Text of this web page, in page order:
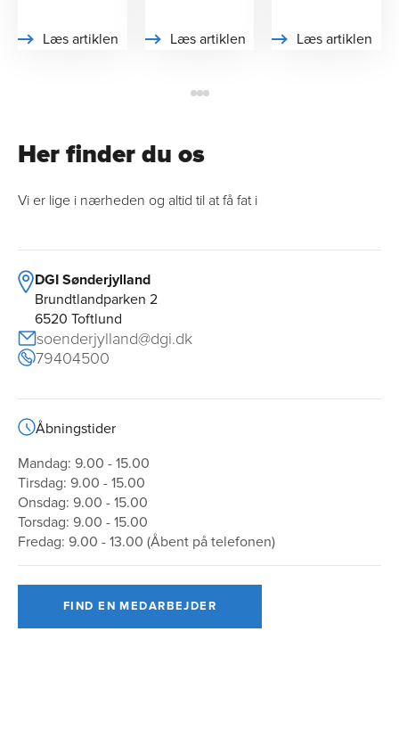
Læs artiklen Læs artiklen Læs artiklen
Her finder du os
Vi er lige i nærheden og altid til at få fat i
DGI Sønderjylland
Brundtlandparken 2
6520 Toftlund
soenderjylland@dgi.dk
79404500
Åbningstider
Mandag: 9.00 - 15.00
Tirsdag: 9.00 - 15.00
Onsdag: 9.00 - 15.00
Torsdag: 9.00 - 15.00
Fredag: 9.00 - 13.00 (Åbent på telefonen)
FIND EN MEDARBEJDER